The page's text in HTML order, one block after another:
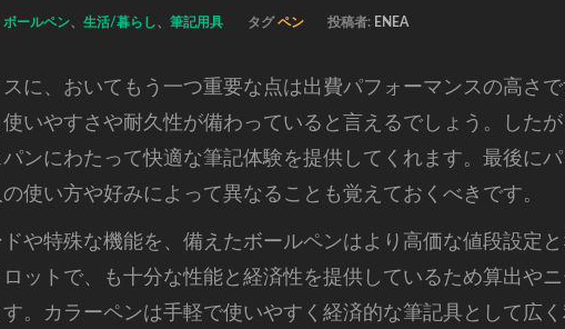
ボールペン、生活/暮らし、筆記用具 タグ ペン 投稿者: ENEA
に、おいてもう一つ重要な点は出費パフォーマンスの高さで
いやすさや耐久性が備わっていると言えるでしょう。した
ンにわたって快適な筆記体験を提供してくれます。最後に
使い方や好みによって異なることも覚えておくべきです。
や特殊な機能を、備えたボールペンはより高価な値段設定と
ットで、も十分な性能と経済性を提供しているため算出や
。カラーペンは手軽で使いやすく経済的な筆記具として広